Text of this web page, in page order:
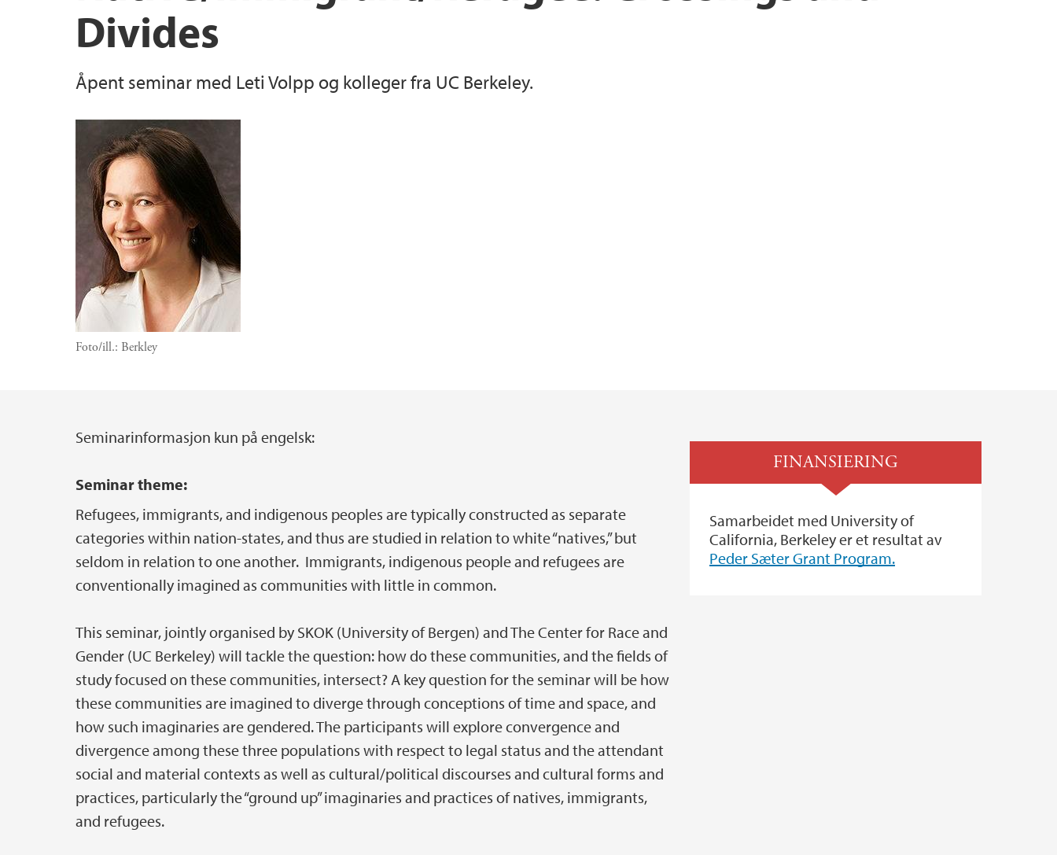
Fagutvalget for kjønnsstudier
Ph.d.-stafett
Publikasjonar
Divides
Åpent seminar med Leti Volpp og kolleger fra UC Berkeley.
Foto/ill.: Berkley
Hovedinnhold
Seminarinformasjon kun på engelsk:
Seminar theme:
Refugees, immigrants, and indigenous peoples are typically constructed as separate
categories within nation-states, and thus are studied in relation to white “natives,” but
seldom in relation to one another. Immigrants, indigenous people and refugees are
conventionally imagined as communities with little in common.
This seminar, jointly organised by SKOK (University of Bergen) and The Center for Race and
Gender (UC Berkeley) will tackle the question: how do these communities, and the fields of
study focused on these communities, intersect? A key question for the seminar will be how
these communities are imagined to diverge through conceptions of time and space, and
how such imaginaries are gendered. The participants will explore convergence and
divergence among these three populations with respect to legal status and the attendant
social and material contexts as well as cultural/political discourses and cultural forms and
practices, particularly the “ground up” imaginaries and practices of natives, immigrants,
and refugees.
FINANSIERING
Samarbeidet med University of
California, Berkeley er et resultat av
Peder Sæter Grant Program.